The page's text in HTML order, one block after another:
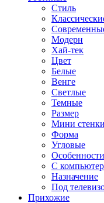
Стиль
Модерн
Хай-тек
Цвет
Белые
Венге
Светлые
Темные
Размер
Мини стенки
Форма
Угловые
Особенности
С
Назначение
Под
Прихожие